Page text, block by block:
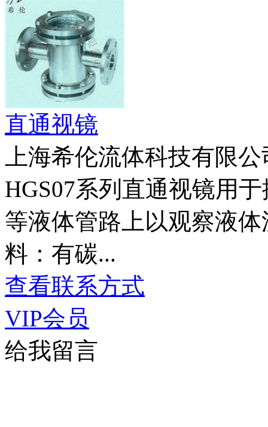
直通视镜
上海希伦流体科技有限公
HGS07系列直通视镜用
等液体管路上以观察液
料：有碳...
查看联系方式
VIP会员
给我留言